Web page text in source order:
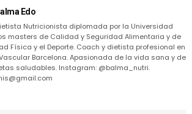
Edo
Nutricionista diplomada por la Universidad
masters de Calidad y Seguridad Alimentaria y de
Física y el Deporte. Coach y dietista profesional en
Barcelona. Apasionada de la vida sana y de
saludables. Instagram: @balma_nutri.